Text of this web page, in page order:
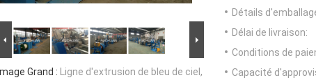
Image Grand : Ligne d'extrusion de bleu de ciel,
Détails
Délai de livraison:
Conditions de
Capacité